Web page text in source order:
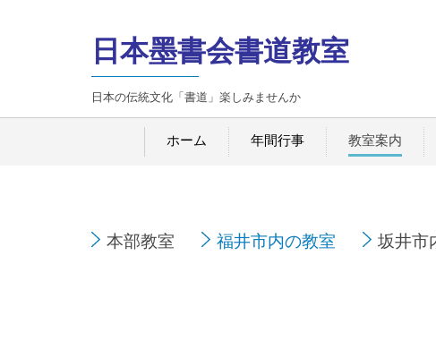
日本墨書会書道教室
日本の伝統文化「書道」楽しみませんか
ホーム 年間行事 教室案内
本部教室 福井市内の教室 坂井市